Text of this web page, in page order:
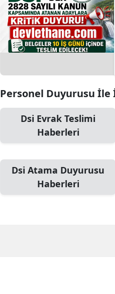
Personel Duyurusu
Dsi Evrak Teslimi
Haberleri
Dsi Atama Duyurusu
Haberleri